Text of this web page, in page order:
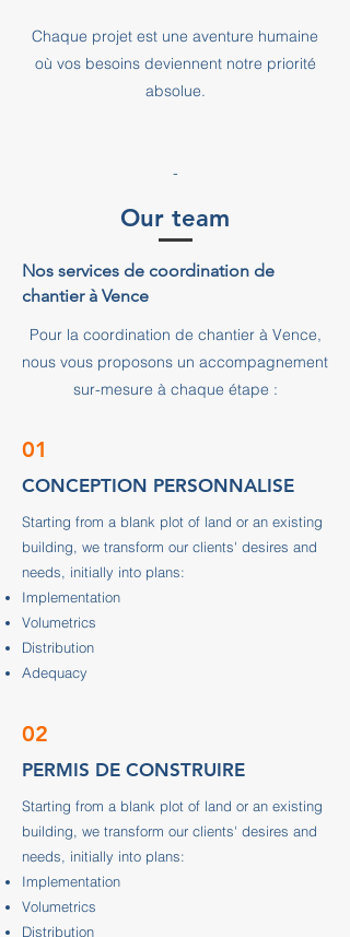
Chaque projet est une aventure humaine
où vos besoins deviennent notre priorité
absolue.
-
Our team
Nos services de coordination de
chantier à Vence
Pour la coordination de chantier à Vence,
nous vous proposons un accompagnement
sur-mesure à chaque étape :
01
CONCEPTION PERSONNALISE
Starting from a blank plot of land or an existing
building, we transform our clients' desires and
needs, initially into plans:
Implementation
Volumetrics
Distribution
Adequacy
02
PERMIS DE CONSTRUIRE
Starting from a blank plot of land or an existing
building, we transform our clients' desires and
needs, initially into plans:
Implementation
Volumetrics
Distribution